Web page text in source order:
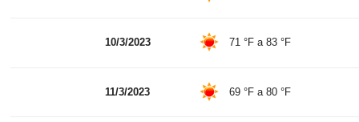
10/3/2023 71 °F a83 °F
11/3/2023 69 °F a80 °F